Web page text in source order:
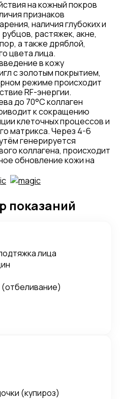
на кожный покров
признаков
наличия глубоких и
растяжек, акне,
а также дряблой,
цвета лица.
в кожу
с золотым покрытием,
режиме происходит
RF-энергии.
до 70°С коллаген
к сокращению
клеточных процессов и
матрикса. Через 4-6
генерируется
коллагена, происходит
обновление кожи на
показаний
лица
(купироз)